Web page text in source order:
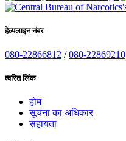
हेल्पलाइन नंबर
080-22866812 /080-22869210
त्वरित लिंक
होम
सूचना का अधिकार
सहायता